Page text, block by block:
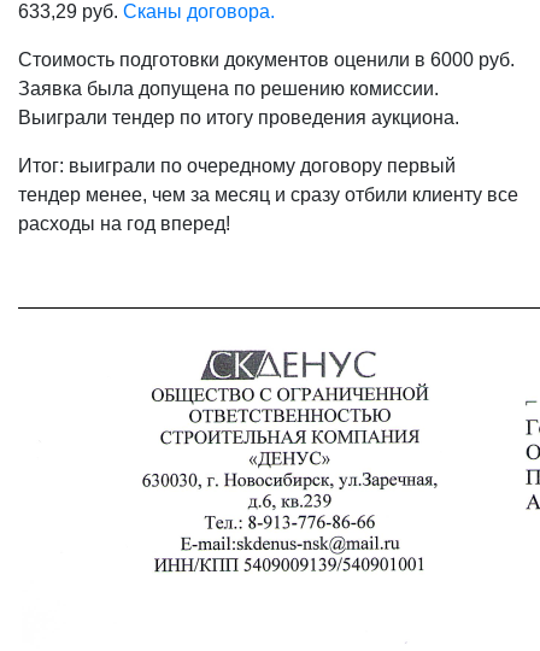
633,29 руб. Сканы договора.
Стоимость подготовки документов оценили в 6000 руб.
Заявка была допущена по решению комиссии.
Выиграли тендер по итогу проведения аукциона.
Итог: выиграли по очередному договору первый
тендер менее, чем за месяц и сразу отбили клиенту все
расходы на год вперед!